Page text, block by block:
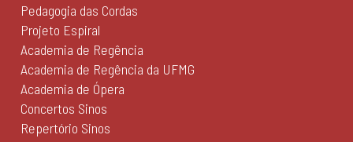
Pedagogia das Cordas
Projeto Espiral
Academia de Regência
Academia de Regência da UFMG
Academia de Ópera
Concertos Sinos
Repertório Sinos